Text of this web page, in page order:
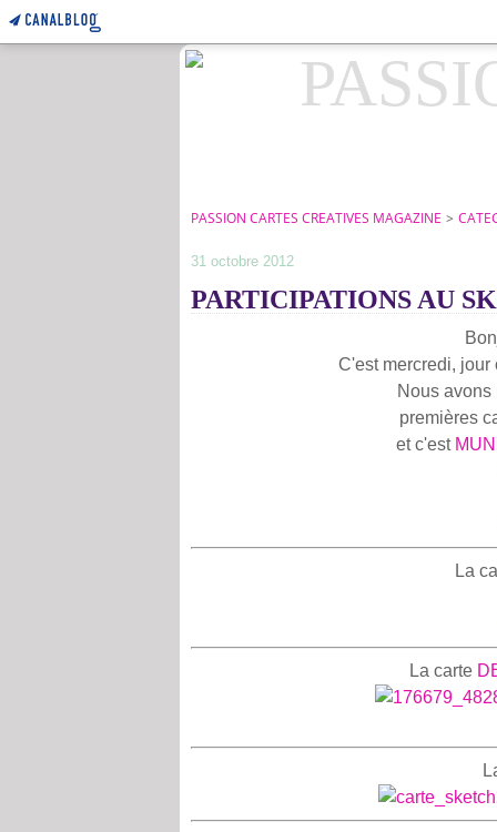
PASSION CARTES CREATIVES MAGAZINE >
31 octobre 2012
PARTICIPATIONS AU
C'est mercredi, jour
Nous avons
premières
et c'est
La
La carte